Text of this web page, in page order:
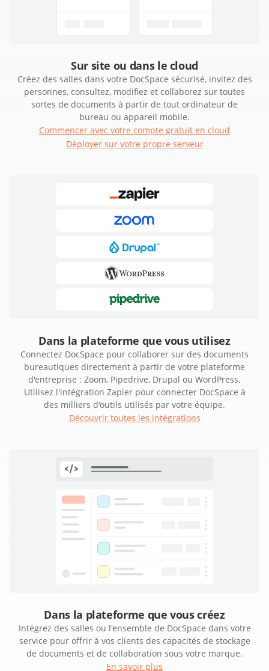
Sur site ou dans le cloud
Créez des salles dans votre DocSpace sécurisé, invitez des
personnes, consultez, modifiez et collaborez sur toutes
sortes de documents à partir de tout ordinateur de
bureau ou appareil mobile.
Commencer avec votre compte gratuit en cloud
Déployer sur votre propre serveur
Dans la plateforme que vous utilisez
Connectez DocSpace pour collaborer sur des documents
bureautiques directement à partir de votre plateforme
d'entreprise : Zoom, Pipedrive, Drupal ou WordPress.
Utilisez l'intégration Zapier pour connecter DocSpace à
des milliers d'outils utilisés par votre équipe.
Découvrir toutes les intégrations
Dans la plateforme que vous créez
Intégrez des salles ou l'ensemble de DocSpace dans votre
service pour offrir à vos clients des capacités de stockage
de documents et de collaboration sous votre marque.
En savoir plus